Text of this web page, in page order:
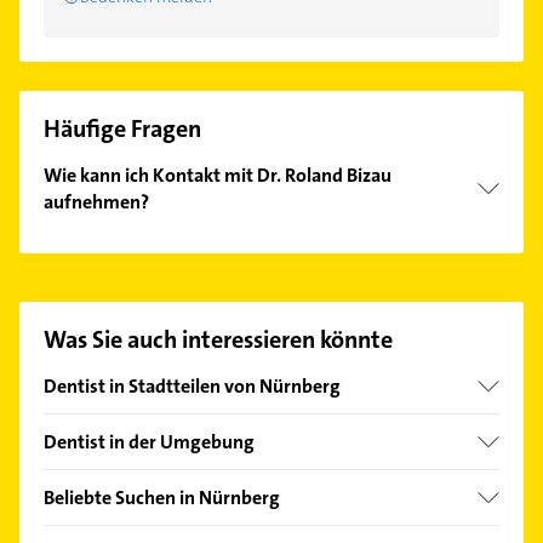
Häufige Fragen
Wie kann ich Kontakt mit Dr. Roland Bizau
aufnehmen?
Kontaktmöglichkeiten wie Adresse oder Mail in
finden Sie alleKontaktdaten.
Was Sie auch interessieren könnte
Dentist in Stadtteilen von Nürnberg
Altenfurt
Boxdorf
Dentist in der Umgebung
Schwabach
Beliebte Suchen in Nürnberg